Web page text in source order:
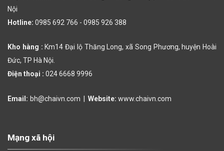
Nội
Hotline: 0985 692 766 - 0985 926 388
Kho hàng : Km14 Đại lộ Thăng Long, xã Song Phương, huyện Hoài
Đức, TP Hà Nội.
Điện thoại : 024 6668 9996
Email: bh@chaivn.com Website: www.chaivn.com
Mạng xã hội